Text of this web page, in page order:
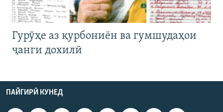
Гурӯҳе аз қурбониён ва гумшудаҳои
ҷанги дохилӣ
ПАЙГИРӢ КУНЕД